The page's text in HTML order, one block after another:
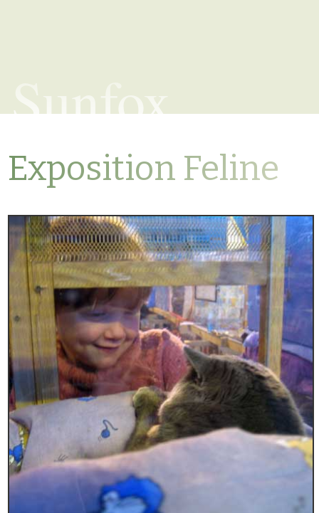
Sunfox
Exposition Feline